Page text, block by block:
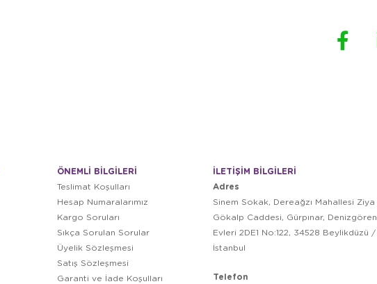
ÖNEMLİ BİLGİLERİ
Teslimat Koşulları
Hesap Numaralarımız
Kargo Soruları
Sıkça Sorulan Sorular
Üyelik Sözleşmesi
Satış Sözleşmesi
Garanti ve İade Koşulları
İLETİŞİM BİLGİLERİ
Adres
Sinem Sokak, Dereağzı Mahallesi Ziya
Gökalp Caddesi, Gürpınar, Denizgören
Evleri 2DE1 No:122, 34528 Beylikdüzü /
İstanbul
Telefon